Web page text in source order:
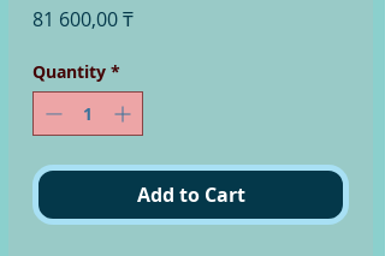
81 600,00 ₸Price
Quantity *
Add to Cart